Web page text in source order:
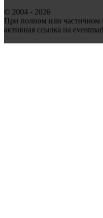
© 2004 - 2026
При полном или частичном
активная ссылка на